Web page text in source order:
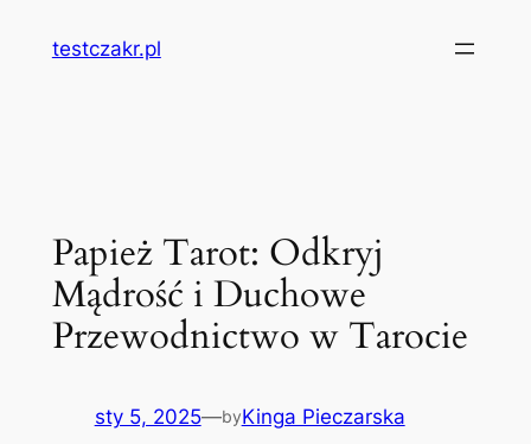
testczakr.pl
Papież Tarot: Odkryj
Mądrość i Duchowe
Przewodnictwo w Tarocie
sty 5, 2025—byKinga Pieczarska